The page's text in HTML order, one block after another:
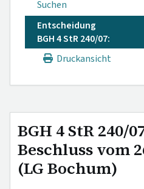
Suchen
Entscheidung
BGH 4 StR 240/07:
Druckansicht
BGH 4 StR 240/
Beschluss vom
(LG Bochum)